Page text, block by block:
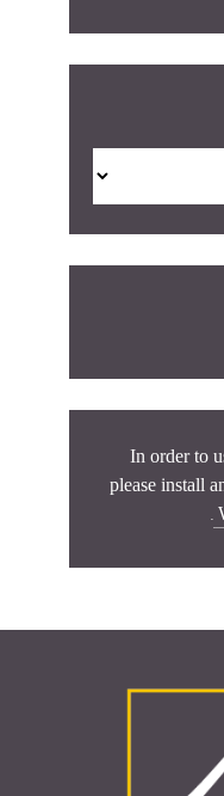
In order to
please install
.